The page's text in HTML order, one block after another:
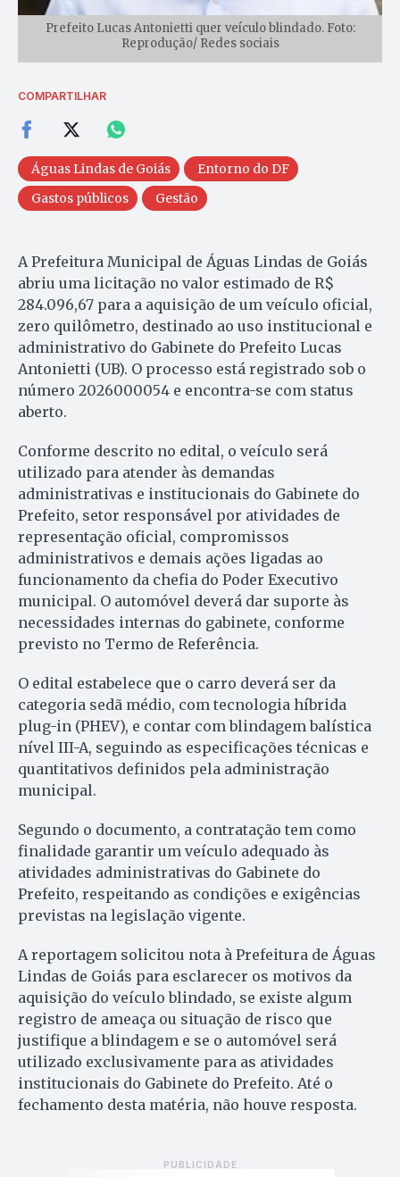
Prefeito Lucas Antonietti quer veículo blindado. Foto:
Reprodução/ Redes sociais
COMPARTILHAR
Águas Lindas de Goiás
Entorno do DF
Gastos públicos
Gestão
A Prefeitura Municipal de Águas Lindas de Goiás
abriu uma licitação no valor estimado de R$
284.096,67 para a aquisição de um veículo oficial,
zero quilômetro, destinado ao uso institucional e
administrativo do Gabinete do Prefeito Lucas
Antonietti (UB). O processo está registrado sob o
número 2026000054 e encontra-se com status
aberto.
Conforme descrito no edital, o veículo será
utilizado para atender às demandas
administrativas e institucionais do Gabinete do
Prefeito, setor responsável por atividades de
representação oficial, compromissos
administrativos e demais ações ligadas ao
funcionamento da chefia do Poder Executivo
municipal. O automóvel deverá dar suporte às
necessidades internas do gabinete, conforme
previsto no Termo de Referência.
O edital estabelece que o carro deverá ser da
categoria sedã médio, com tecnologia híbrida
plug-in (PHEV), e contar com blindagem balística
nível III-A, seguindo as especificações técnicas e
quantitativos definidos pela administração
municipal.
Segundo o documento, a contratação tem como
finalidade garantir um veículo adequado às
atividades administrativas do Gabinete do
Prefeito, respeitando as condições e exigências
previstas na legislação vigente.
A reportagem solicitou nota à Prefeitura de Águas
Lindas de Goiás para esclarecer os motivos da
aquisição do veículo blindado, se existe algum
registro de ameaça ou situação de risco que
justifique a blindagem e se o automóvel será
utilizado exclusivamente para as atividades
institucionais do Gabinete do Prefeito. Até o
fechamento desta matéria, não houve resposta.